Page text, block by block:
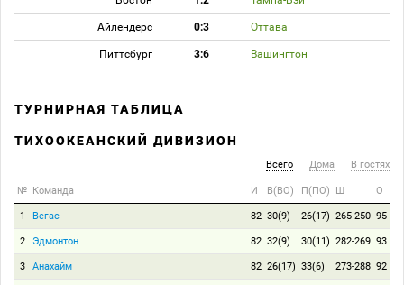
Айлендерс 0:3 Оттава
Питтсбург 3:6 Вашингтон
ТУРНИРНАЯ ТАБЛИЦА
ТИХООКЕАНСКИЙ ДИВИЗИОН
Всего Дома В гостях
№ Команда И В(ВО) П(ПО) Ш О
1 Вегас 82 30(9) 26(17) 265-250 95
2 Эдмонтон 82 32(9) 30(11) 282-269 93
3 Анахайм 82 26(17) 33(6) 273-288 92